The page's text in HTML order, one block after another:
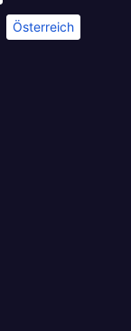
Österreich